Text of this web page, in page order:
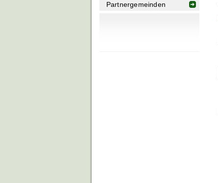
Partnergemeinden